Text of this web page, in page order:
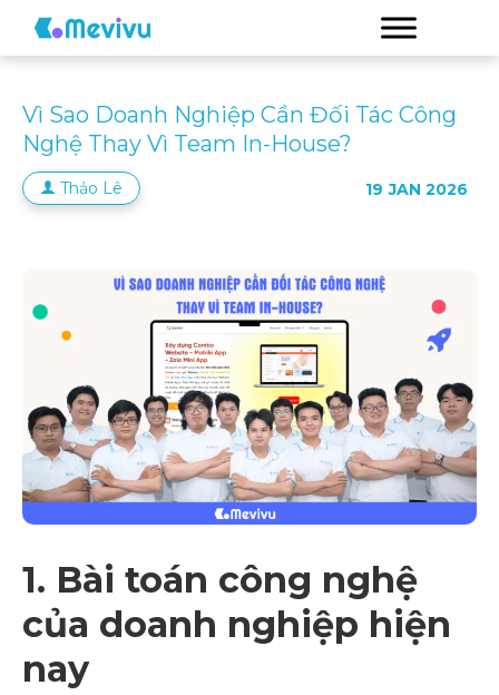
Vì Sao Doanh Nghiệp Cần Đối Tác Công
Nghệ Thay Vì Team In-House?
Thảo Lê 19 JAN 2026
1. Bài toán công nghệ
của doanh nghiệp hiện
nay